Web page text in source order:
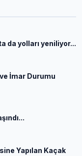
da yolları yeniliyor...
İmar Durumu
Yapılan Kaçak